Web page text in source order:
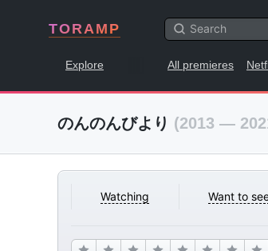
TORAMP
Explore All premieres
のんのんびより (2013 —
Watching Want to